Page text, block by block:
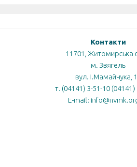
Контакти
11701, Житомирська
м. Звягель
вул. І.Мамайчука,
т. (04141) 3-51-10 (04141)
E-mail: